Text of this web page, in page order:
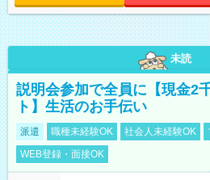
未読
説明会参加で全員に【現金2
ト】生活のお手伝い
派遣 職種未経験OK 社会人未経験OK
WEB登録・面接OK